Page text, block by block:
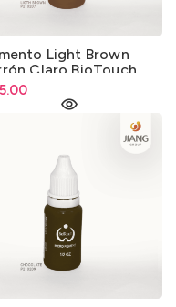
Light Brown
Claro BioTouch
Permanente y